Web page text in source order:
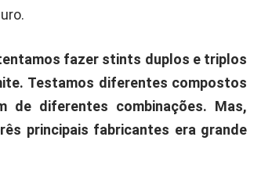
fazer stints duplos e triplos
Testamos diferentes compostos
de diferentes combinações. Mas,
principais fabricantes era grande